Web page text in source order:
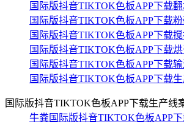
国际版抖音TIKTOK色板APP下载
国际版抖音TIKTOK色板APP下载
国际版抖音TIKTOK色板APP下载
国际版抖音TIKTOK色板APP下载
国际版抖音TIKTOK色板APP下载
国际版抖音TIKTOK色板APP下载
国际版抖音TIKTOK色板APP下载生产线
牛粪国际版抖音TIKTOK色板APP